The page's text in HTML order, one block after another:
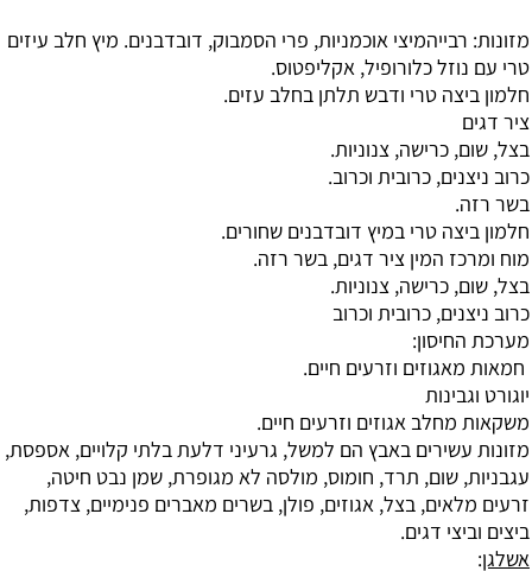
מזונות: רבייהמיצי אוכמניות, פרי הסמבוק, דובדבנים. מיץ חלב עיזים
טרי עם נוזל כלורופיל, אקליפטוס.
חלמון ביצה טרי ודבש תלתן בחלב עזים.
ציר דגים
בצל, שום, כרישה, צנוניות.
כרוב ניצנים, כרובית וכרוב.
בשר רזה.
חלמון ביצה טרי במיץ דובדבנים שחורים.
מוח ומרכז המין ציר דגים, בשר רזה.
בצל, שום, כרישה, צנוניות.
כרוב ניצנים, כרובית וכרוב
מערכת החיסון:
חמאות מאגוזים וזרעים חיים.
יוגורט וגבינות
משקאות מחלב אגוזים וזרעים חיים.
מזונות עשירים באבץ הם למשל, גרעיני דלעת בלתי קלויים, אספסת,
עגבניות, שום, תרד, חומוס, מולסה לא מגופרת, שמן נבט חיטה,
זרעים מלאים, בצל, אגוזים, פולן, בשרים מאברים פנימיים, צדפות,
ביצים וביצי דגים.
אשלגן: